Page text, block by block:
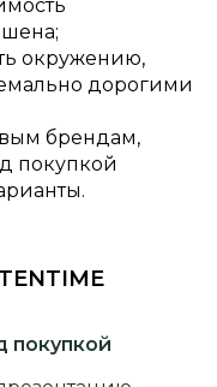
окружению,
дорогими
брендам,
покупкой
покупкой